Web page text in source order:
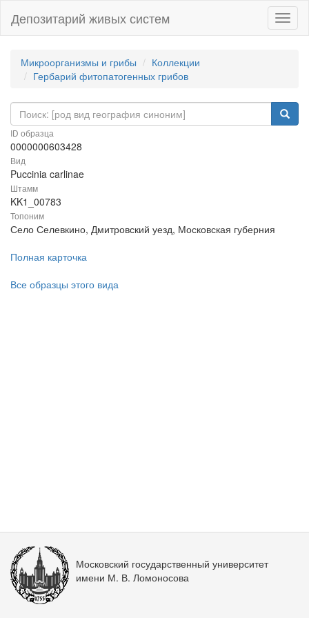
Депозитарий живых систем
Микроорганизмы и грибы
Коллекции
Гербарий фитопатогенных грибов
ID образца
0000000603428
Вид
Puccinia carlinae
Штамм
KK1_00783
Топоним
Село Селевкино, Дмитровский уезд, Московская губерния
Полная карточка
Все образцы этого вида
Московский государственный университет
имени М. В. Ломоносова